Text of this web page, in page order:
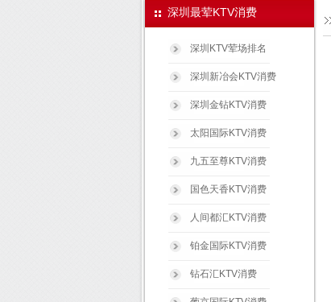
深圳最荤KTV消费
深圳KTV荤场排名
深圳新冶会KTV消费
深圳金钻KTV消费
太阳国际KTV消费
九五至尊KTV消费
国色天香KTV消费
人间都汇KTV消费
铂金国际KTV消费
钻石汇KTV消费